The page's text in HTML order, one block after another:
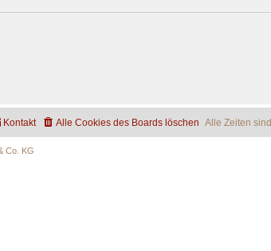
Alle Zeiten sind
Alle Cookies des Boards löschen
Kontakt
Co. KG